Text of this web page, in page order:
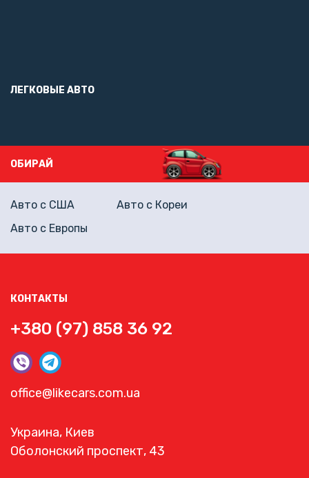
ЛЕГКОВЫЕ АВТО
КОНТАКТЫ
+380 (97) 858 36 92
office@likecars.com.ua
Украина, Киев
Оболонский проспект, 43
ОБИРАЙ
Авто с США
Авто с Кореи
Авто с Европы